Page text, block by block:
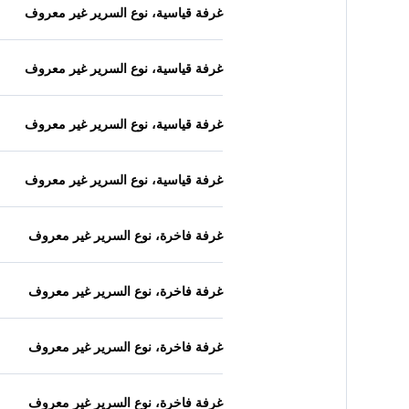
غرفة قياسية، نوع السرير غير معروف
غرفة قياسية، نوع السرير غير معروف
غرفة قياسية، نوع السرير غير معروف
غرفة قياسية، نوع السرير غير معروف
غرفة فاخرة، نوع السرير غير معروف
غرفة فاخرة، نوع السرير غير معروف
غرفة فاخرة، نوع السرير غير معروف
غرفة فاخرة، نوع السرير غير معروف